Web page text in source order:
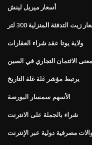
أسعار ميريل لينش
زيت التدفئة المنزلية 300 لتر
ولاية يوتا عقد شراء العقارات
معنى الائتمان التجاري في الصين
يرتبط مؤشر غلة غلة التاريخ
الأسهم سمسار البورصة
شراء بالجملة على الانترنت
مصرفية دولية عبر الإنترنت